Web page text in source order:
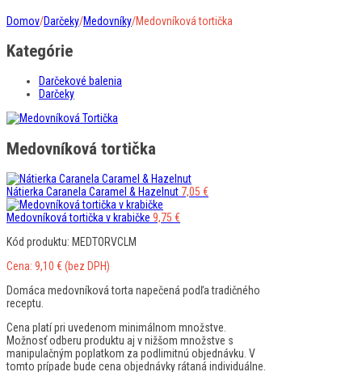
Domov/Darčeky/Medovníky/Medovníková tortička
Kategórie
Darčekové balenia
Darčeky
Medovníková tortička
Nátierka Caranela Caramel & Hazelnut 7,05 €
Medovníková tortička v krabičke 9,75 €
Kód produktu: MEDTORVCLM
Cena: 9,10 €(bez DPH)
Domáca medovníková torta napečená podľa tradičného
receptu.
Cena platí pri uvedenom minimálnom množstve.
Možnosť odberu produktu aj v nižšom množstve s
manipulačným poplatkom za podlimitnú objednávku. V
tomto prípade bude cena objednávky rátaná individuálne.